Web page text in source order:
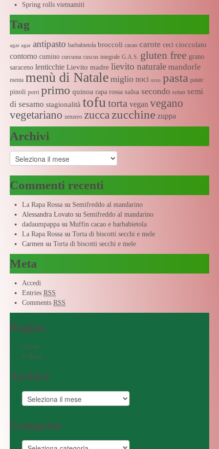
Spring rolls vietnamiti
Tag
agar agar antipasto barbabietola broccoli cacao carote ceci cioccolato
contorno cumino curcuma cuscus integrale G.A.S. gluten free grano
saraceno lenticchie Lievito madre lievito naturale mandorle
menta menù di Natale miglio noci orzo pasta patate
pinoli porri primo quinoa rapa rossa salsa secondo seitan semi
di sesamo stagionalità tofu torta vegan vegano
vegetariano zenzero zucca zucchine zuppa
Archivi
Archivi
Commenti recenti
La Rapa Rossa su Semifreddo al mandarino
Alessandra Lovato su Semifreddo al mandarino
dadaumpappa su Muffin cacao e barbabietola
La Rapa Rossa su Torta di biscotti secchi e mele
Carmen su Torta di biscotti secchi e mele
Meta
Accedi
Entries RSS
Comments RSS
Pagine
About
Il Blog
Archivi
Categorie